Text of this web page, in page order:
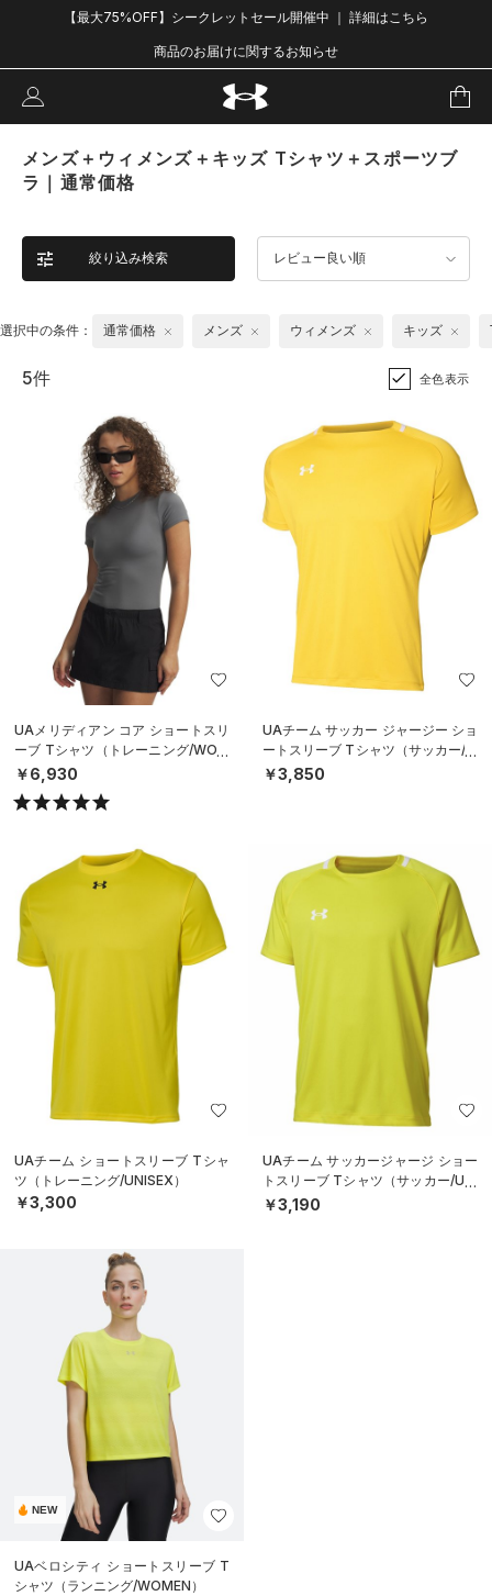
【最大75%OFF】シークレットセール開催中 ｜ 詳細はこちら
商品のお届けに関するお知らせ
メンズ＋ウィメンズ＋キッズ Tシャツ＋スポーツブ
ラ｜通常価格
絞り込み検索 レビュー良い順
選択中の条件： 通常価格 メンズ ウィメンズ キッズ
5件 全色表示
UAメリディアン コア ショートスリ
ーブ Tシャツ（トレーニング/WOM
EN）
￥6,930
UAチーム サッカー ジャージー ショ
ートスリーブ Tシャツ（サッカー/M
EN）
￥3,850
UAチーム ショートスリーブ Tシャ
ツ（トレーニング/UNISEX）
￥3,300
UAチーム サッカージャージ ショー
トスリーブ Tシャツ（サッカー/UNI
SEX）
￥3,190
NEW
UAベロシティ ショートスリーブ T
シャツ（ランニング/WOMEN）